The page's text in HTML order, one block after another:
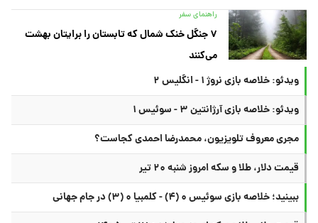
راهنمای سفر
۷ جنگل خنک شمال که تابستان را برایتان بهشت
می‌کنند
ویدئو: خلاصه بازی نروژ ۱ - انگلیس ۲
ویدئو: خلاصه بازی آرژانتین ۳ - سوئیس ۱
مجری معروف تلویزیون، محمدرضا احمدی کجاست؟
قیمت دلار، طلا و سکه امروز شنبه ۲۰ تیر
ببینید؛ خلاصه بازی سوئیس ۰ (۴) - کلمبیا ۰ (۳) در جام جهانی